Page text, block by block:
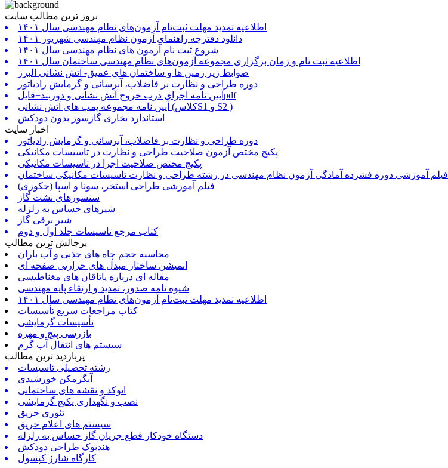
بروز ترین مطالب سایت
اطلاعیه تمدید مهلت ثبت‌نام آزمون‌های نظام مهندسی سال ۱۴۰۱
دانلود دفترچه راهنمای آزمون نظام مهندسی شهریور ۱۴۰۱
شروع ثبت نام آزمون های نظام مهندسی سال ۱۴۰۱
اطلاعیه ثبت نام و زمان برگزاری مجموعه آزمون‌های نظام مهندسی ساختمان سال ۱۴۰۱
ضوابط زیر زمین ها و ساختمان های عمیق- آتش نشانی البرز
دوره طراحی و نظارت بر فاضلاب، آبرسانی و گرمایش رادیاتور
آیین نامه اجرای درب خروج آتش نشانی و دوربند+فایلpdf
آیین نامه مجموعه پمپ های آتش نشانی (کلاسS1 و S2 )
استاندارد بخاری گازسوز بدون دودکش
اخبار سایت
دوره طراحی و نظارت بر فاضلاب، آبرسانی و گرمایش رادیاتور
پکیج مختص آزمون صلاحیت طراحی و نظارت در تاسیسات مکانیکی
پکیج مختص صلاحیت اجرا در تاسیسات مکانیکی
فیلم آموزشی دوره فشرده آمادگی آزمون نظام مهندسی در رشته طراحی و نظارت تاسیسات مکانیکی ساختمان
فیلم آموزشی طراحی استخر، سونا و اسپا (جکوزی)
سنسورهای نشت گاز
شیرهای حساس به زلزله
شیر برقی گاز
کتاب مرجع تاسیسات جلد اول و دوم
پرچالش ترین مطالب
محاسبه حجم چاه های جذبی و آب باران
انمیشن ساختار مبدل های حرارتی صفحه ای
مقاله ای درباره یاتاقان های مغناطیسی
شیوه نامه صدور، تمدید و ارتقاء پایه مهندسی
اطلاعیه تمدید مهلت ثبت‌نام آزمون‌های نظام مهندسی سال ۱۴۰۱
کتاب مراجعات سریع تأسیسات
تأسیسات گرمایشی
بازرسی پیچ و مهره
سیستم های انتقال آب گرم
پربازدید ترین مطالب
رشته تحصیلی تاسیسات
آبگرمکن خورشیدی
اتوکد و نقشه های ساختمانی
نصب و نگهداری پکیج گرمایشی
تئوری حریق
سیستم های اعلام حریق
دستگاه خودکار قطع جریان گاز حساس به زلزله
هندبوک طراحی دودکش
کارگاه شارژ کپسول